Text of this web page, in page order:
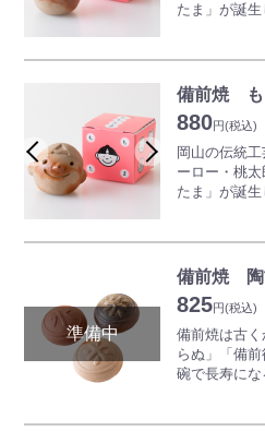
たま」が誕生
愛らしい表情
が癒されます
また、水や
玉」として
備前焼 も
880円(税込)
岡山の伝統
ーロー・桃
たま」が誕生
愛らしい表情
が癒されます
また、水や
玉」として
備前焼 陶
825円(税込)
備前焼は古
らぬ」「備
碗で長寿に